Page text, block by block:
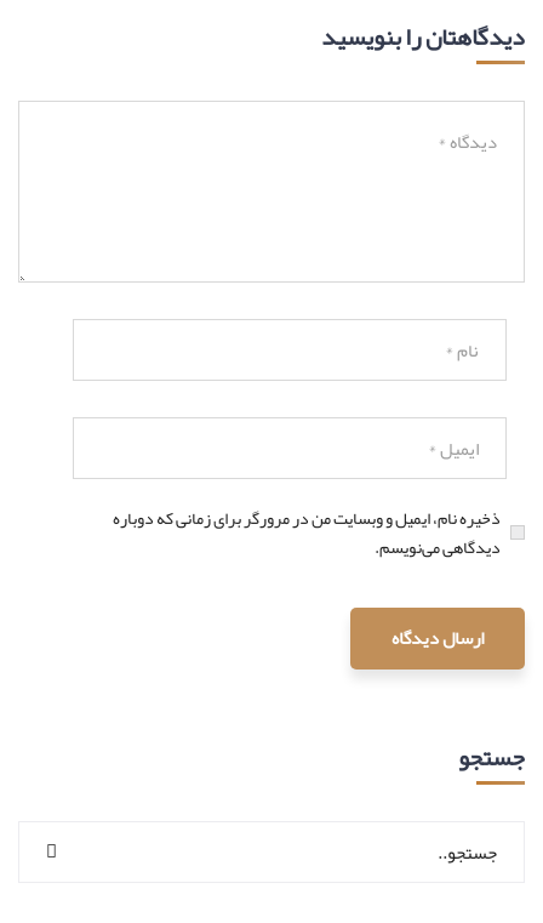
دیدگاهتان را بنویسید
ذخیره نام، ایمیل و وبسایت من در مرورگر برای زمانی که دوباره
دیدگاهی می‌نویسم.
جستجو